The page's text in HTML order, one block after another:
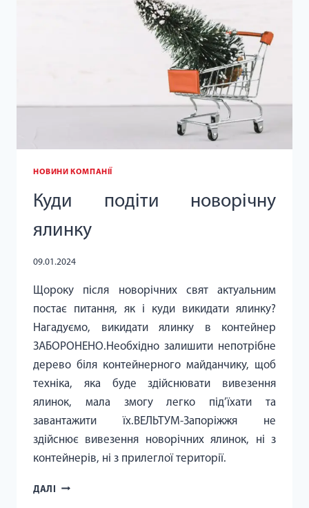
НОВИНИ КОМПАНІЇ
Куди подіти новорічну
ялинку
09.01.2024
Щороку після новорічних свят актуальним
постає питання, як і куди викидати ялинку?
Нагадуємо, викидати ялинку в контейнер
ЗАБОРОНЕНО.Необхідно залишити непотрібне
дерево біля контейнерного майданчику, щоб
техніка, яка буде здійснювати вивезення
ялинок, мала змогу легко під’їхати та
завантажити їх.ВЕЛЬТУМ-Запоріжжя не
здійснює вивезення новорічних ялинок, ні з
контейнерів, ні з прилеглої території.
ДАЛІ
КУДИ